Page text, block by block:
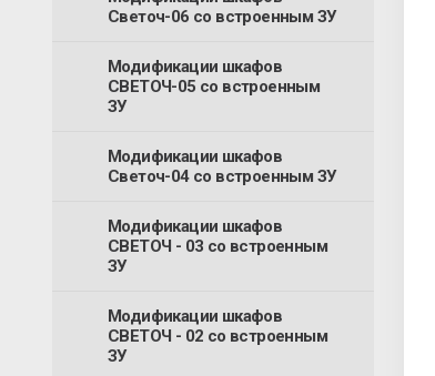
Светоч-06 со встроенным ЗУ
Модификации шкафов
СВЕТОЧ-05 со встроенным
ЗУ
Модификации шкафов
Светоч-04 со встроенным ЗУ
Модификации шкафов
СВЕТОЧ - 03 со встроенным
ЗУ
Модификации шкафов
СВЕТОЧ - 02 со встроенным
ЗУ